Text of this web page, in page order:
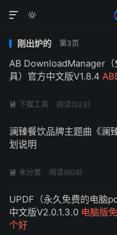


刚出炉的 第3页
AB DownloadManager（
具）官方中文版V1.8.4
 下载工具 阅读(533)
澜臻餐饮品牌主题曲《澜
划说明
 未分类 阅读(608)
UPDF（永久免费的电脑
中文版V2.0.1.3.0 电脑版
个好